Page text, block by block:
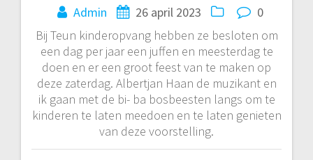
Admin 26 april 2023
0
Bij Teun kinderopvang hebben ze besloten om
een dag per jaar een juffen en meesterdag te
doen en er een groot feest van te maken op
deze zaterdag. Albertjan Haan de muzikant en
ik gaan met de bi- ba bosbeesten langs om te
kinderen te laten meedoen en te laten genieten
van deze voorstelling.